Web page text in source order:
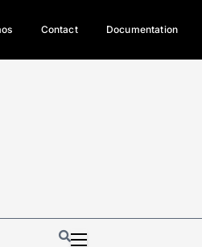
第17個原住民族、立院電競
光電場回
Contact Documentation